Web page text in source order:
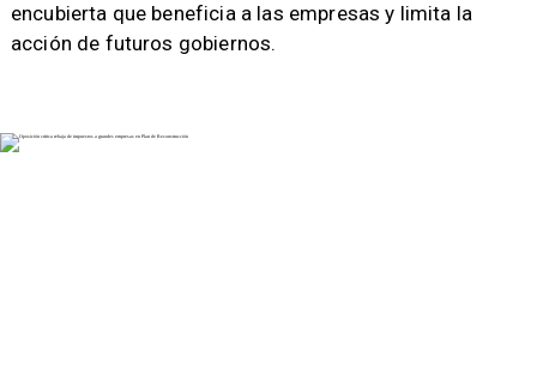
encubierta que beneficia a las empresas y limita la
acción de futuros gobiernos.